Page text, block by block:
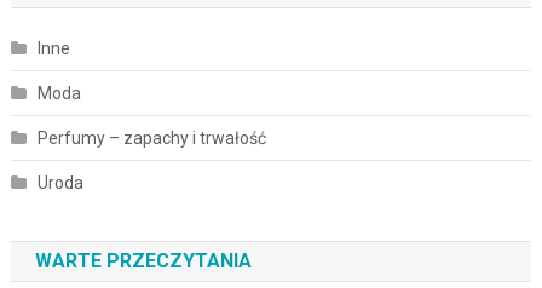
Inne
Moda
Perfumy – zapachy i trwałość
Uroda
WARTE PRZECZYTANIA